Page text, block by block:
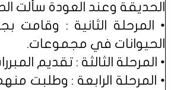
الحديقة وعند العودة سألت
• المرحلة الثانية :
الحيوانات في مجموعات.
• المرحلة الثالثة : تقديم
• المرحلة الرابعة : وطلبت